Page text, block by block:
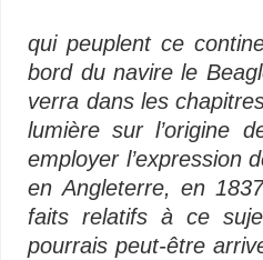
qui peuplent ce
bord du navire le
verra dans les
lumière sur l’origine
employer l’expression
en Angleterre, en
faits relatifs à ce
pourrais peut-être